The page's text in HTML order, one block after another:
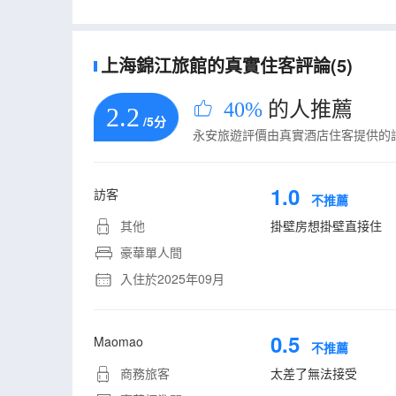
上海錦江旅館的真實住客評論(5)
2.2 /5分 40% 的人推薦
永安旅遊評價由真實酒店住客提供的
訪客
其他
豪華單人間
入住於2025年09月
1.0 不推薦
掛壁房想掛壁直接住
Maomao
商務旅客
0.5 不推薦
太差了無法接受